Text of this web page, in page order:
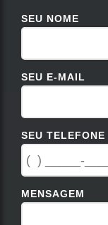
SEU NOME
SEU E-MAIL
SEU TELEFONE
MENSAGEM